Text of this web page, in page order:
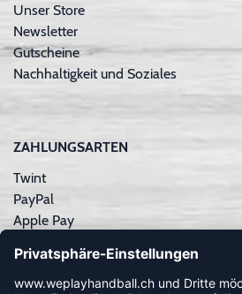
Unser Store
Newsletter
Gutscheine
Nachhaltigkeit und Soziales
ZAHLUNGSARTEN
Twint
PayPal
Apple Pay
Kreditkarte
Rechnungskauf